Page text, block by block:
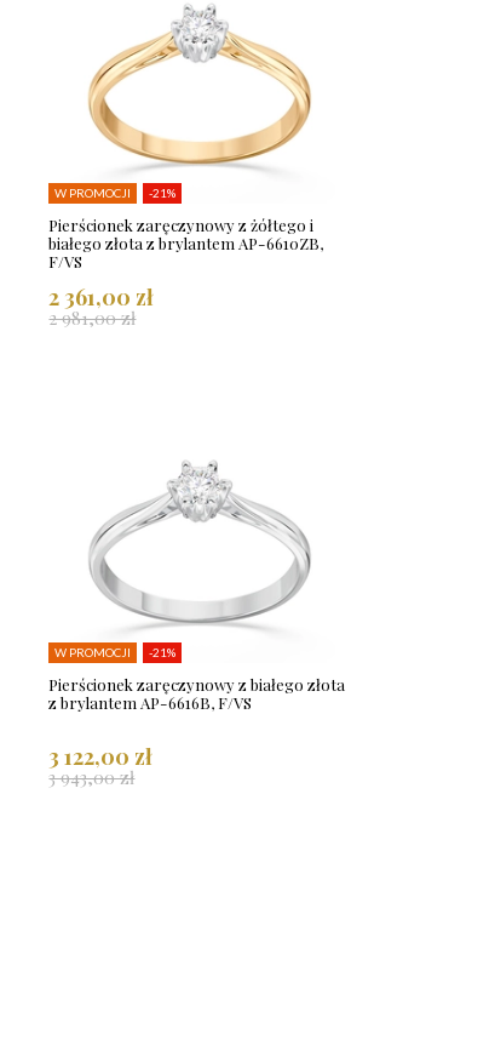
W PROMOCJI -21%
Pierścionek zaręczynowy z żółtego i
białego złota z brylantem AP-6610ZB,
F/VS
2 361,00 zł
2 981,00 zł
W PROMOCJI -21%
Pierścionek zaręczynowy z białego złota
z brylantem AP-6616B, F/VS
3 122,00 zł
3 943,00 zł